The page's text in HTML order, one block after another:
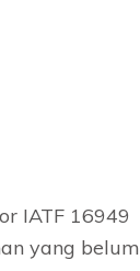
IATF 16949
yang belum